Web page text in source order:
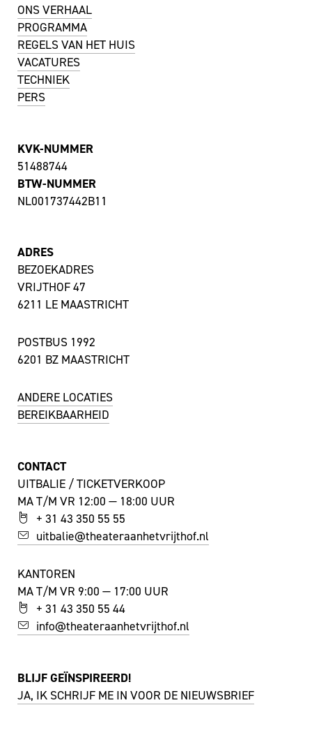
ONS VERHAAL
PROGRAMMA
REGELS VAN HET HUIS
VACATURES
TECHNIEK
PERS
KVK-NUMMER
51488744
BTW-NUMMER
NL001737442B11
ADRES
BEZOEKADRES
VRIJTHOF 47
6211 LE MAASTRICHT
POSTBUS 1992
6201 BZ MAASTRICHT
ANDERE LOCATIES
BEREIKBAARHEID
CONTACT
UITBALIE / TICKETVERKOOP
MA T/M VR 12:00 — 18:00 UUR
+ 31 43 350 55 55
uitbalie@theateraanhetvrijthof.nl
KANTOREN
MA T/M VR 9:00 — 17:00 UUR
+ 31 43 350 55 44
info@theateraanhetvrijthof.nl
BLIJF GEÏNSPIREERD!
JA, IK SCHRIJF ME IN VOOR DE NIEUWSBRIEF